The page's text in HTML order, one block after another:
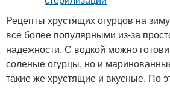
Рецепты хрустящих огурцов на
все более популярными из-за
надежности. С водкой можно
соленые огурцы, но и
такие же хрустящие и вкусные. По